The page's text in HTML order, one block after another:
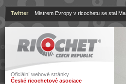
Ricochet
Oficiální webové stránky
České ricochetové asociace
Twitter: Mistrem Evropy v ricochetu se stal